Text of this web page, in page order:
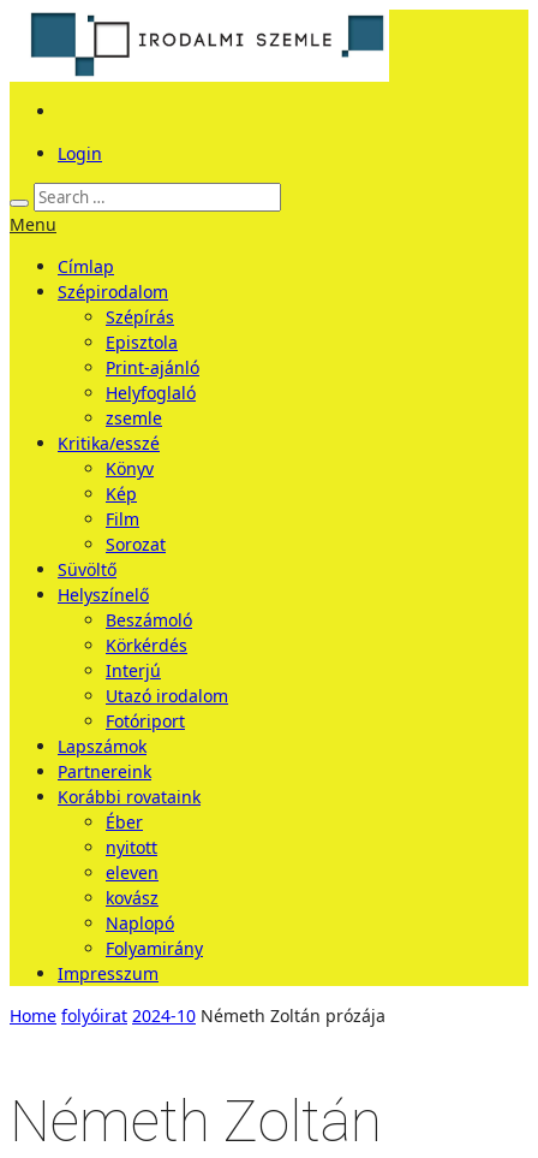
Login
Menu
Címlap
Szépirodalom
Szépírás
Episztola
Print-ajánló
Helyfoglaló
zsemle
Kritika/esszé
Könyv
Kép
Film
Sorozat
Süvöltő
Helyszínelő
Beszámoló
Körkérdés
Interjú
Utazó irodalom
Fotóriport
Lapszámok
Partnereink
Korábbi rovataink
Éber
nyitott
eleven
kovász
Naplopó
Folyamirány
Impresszum
Home folyóirat 2024-10 Németh Zoltán prózája
Németh Zoltán